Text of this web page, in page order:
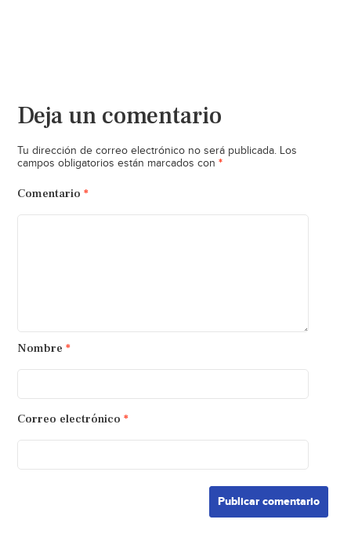
Deja un comentario
Tu dirección de correo electrónico no será publicada. Los
campos obligatorios están marcados con *
Comentario *
Nombre *
Correo electrónico *